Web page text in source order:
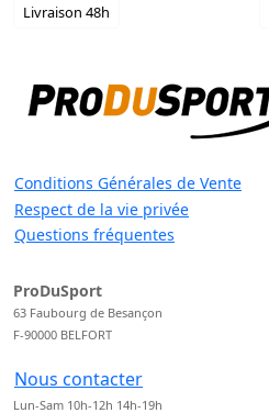
Livraison 48h
Conditions Générales de Vente
Respect de la vie privée
Questions fréquentes
ProDuSport
63 Faubourg de Besançon
F-90000 BELFORT
Nous contacter
Lun-Sam 10h-12h 14h-19h